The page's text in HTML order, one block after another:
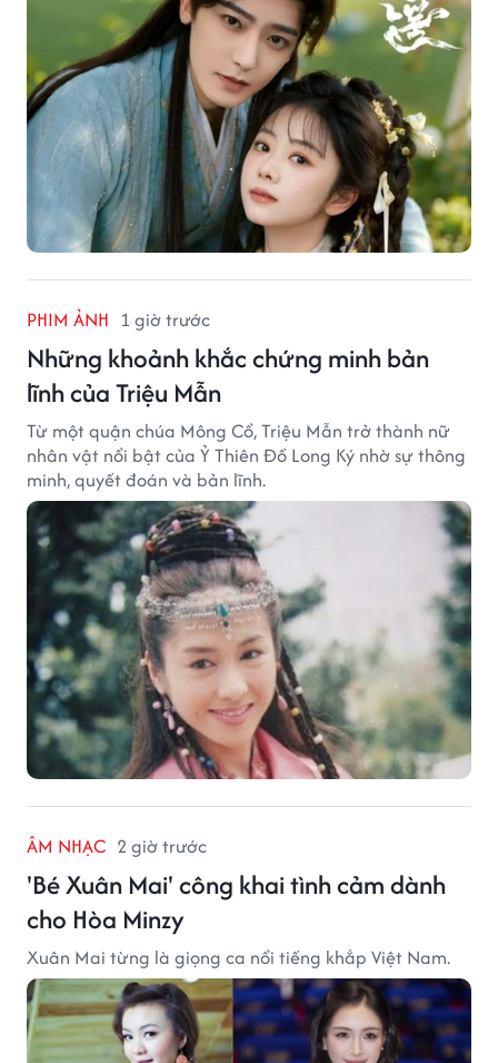
PHIM ẢNH 1 giờ trước
Những khoảnh khắc chứng minh bản
lĩnh của Triệu Mẫn
Từ một quận chúa Mông Cổ, Triệu Mẫn trở thành nữ
nhân vật nổi bật của Ỷ Thiên Đồ Long Ký nhờ sự thông
minh, quyết đoán và bản lĩnh.
ÂM NHẠC 2 giờ trước
'Bé Xuân Mai' công khai tình cảm dành
cho Hòa Minzy
Xuân Mai từng là giọng ca nổi tiếng khắp Việt Nam.